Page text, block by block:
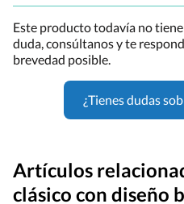
Este producto todavía no
duda, consúltanos y te
brevedad posible.
¿Tienes dudas
Artículos
clásico con diseño